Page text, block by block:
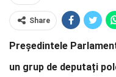
Share
Președintele
un grup de deputați